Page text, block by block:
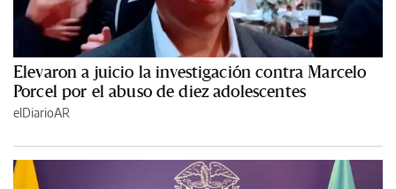
Elevaron a juicio la investigación contra Marcelo
Porcel por el abuso de diez adolescentes
elDiarioAR